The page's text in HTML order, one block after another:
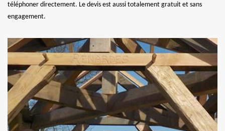
téléphoner directement. Le devis est aussi totalement gratuit et sans
engagement.